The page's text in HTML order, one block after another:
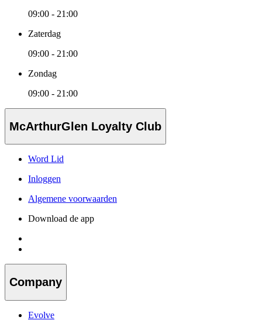
09:00 - 21:00
Zaterdag
09:00 - 21:00
Zondag
09:00 - 21:00
McArthurGlen Loyalty Club
Word Lid
Inloggen
Algemene voorwaarden
Download de app
Company
Evolve